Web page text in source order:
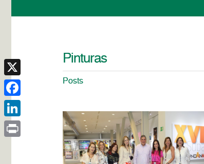
Pinturas
Posts
X
Facebook
LinkedIn